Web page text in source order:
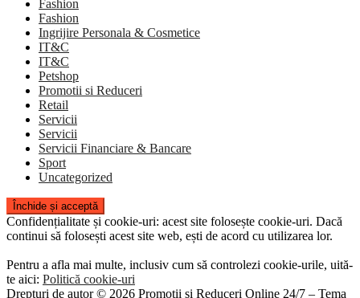
Fashion
Fashion
Ingrijire Personala & Cosmetice
IT&C
IT&C
Petshop
Promotii si Reduceri
Retail
Servicii
Servicii
Servicii Financiare & Bancare
Sport
Uncategorized
Confidențialitate și cookie-uri: acest site folosește cookie-uri. Dacă
continui să folosești acest site web, ești de acord cu utilizarea lor.
Pentru a afla mai multe, inclusiv cum să controlezi cookie-urile, uită-
te aici: Politică cookie-uri
Drepturi de autor © 2026 Promoții și Reduceri Online 24/7 – Tema